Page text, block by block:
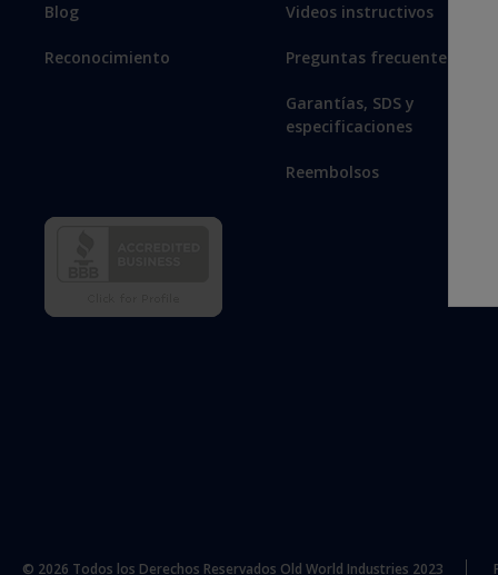
Blog
Reconocimiento
Videos instructivos
Preguntas frecuentes
Garantías, SDS y
especificaciones
Reembolsos
© 2026 Todos los Derechos Reservados Old World Industries 2023